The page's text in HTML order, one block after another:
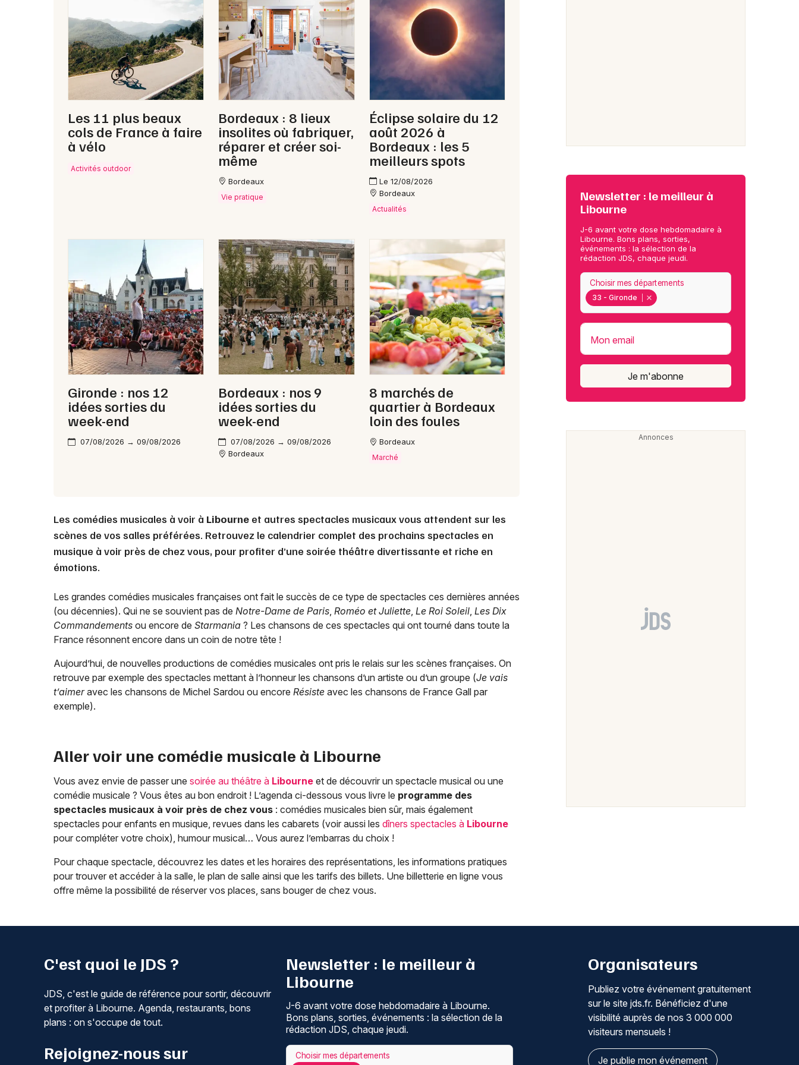
Newsletter des sorties
Artistes en tournée
Actus à Libourne
Magazine à Libourne
33 - Gironde
Choisir mes départements
Mon email
Les 11 plus beaux
cols de France à faire
à vélo
Activités outdoor
Bordeaux : 8 lieux
insolites où fabriquer,
réparer et créer soi-
même
Bordeaux
Vie pratique
Éclipse solaire du 12
août 2026 à
Bordeaux : les 5
meilleurs spots
Le 12/08/2026
Bordeaux
Actualités
Gironde : nos 12
idées sorties du
week-end
07/08/2026 → 09/08/2026
Bordeaux : nos 9
idées sorties du
week-end
07/08/2026 → 09/08/2026
Bordeaux
8 marchés de
quartier à Bordeaux
loin des foules
Bordeaux
Marché
Les comédies musicales à voir à Libourne et autres spectacles musicaux vous attendent sur les
scènes de vos salles préférées. Retrouvez le calendrier complet des prochains spectacles en
musique à voir près de chez vous, pour profiter d’une soirée théâtre divertissante et riche en
émotions.
Les grandes comédies musicales françaises ont fait le succès de ce type de spectacles ces dernières années
(ou décennies). Qui ne se souvient pas de Notre-Dame de Paris, Roméo et Juliette, Le Roi Soleil, Les Dix
Commandements ou encore de Starmania ? Les chansons de ces spectacles qui ont tourné dans toute la
France résonnent encore dans un coin de notre tête !
Aujourd’hui, de nouvelles productions de comédies musicales ont pris le relais sur les scènes françaises. On
retrouve par exemple des spectacles mettant à l’honneur les chansons d’un artiste ou d’un groupe (Je vais
t’aimeravec les chansons de Michel Sardou ou encore Résiste avec les chansons de France Gall par
exemple).
Aller voir une comédie musicale à Libourne
Vous avez envie de passer une soirée au théâtre à Libourne et de découvrir un spectacle musical ou une
comédie musicale ? Vous êtes au bon endroit ! L’agenda ci-dessous vous livre le programme des
spectacles musicaux à voir près de chez vous : comédies musicales bien sûr, mais également
spectacles pour enfants en musique, revues dans les cabarets (voir aussi les dîners spectacles à Libourne
pour compléter votre choix), humour musical… Vous aurez l’embarras du choix !
Pour chaque spectacle, découvrez les dates et les horaires des représentations, les informations pratiques
pour trouver et accéder à la salle, le plan de salle ainsi que les tarifs des billets. Une billetterie en ligne vous
offre même la possibilité de réserver vos places, sans bouger de chez vous.
Newsletter : le meilleur à
Libourne
J-6 avant votre dose hebdomadaire à
Libourne. Bons plans, sorties,
événements : la sélection de la
rédaction JDS, chaque jeudi.
33 - Gironde
Choisir mes départements
Mon email
Je m'abonne
C'est quoi le JDS ?
JDS, c'est le guide de référence pour sortir, découvrir
et profiter à Libourne. Agenda, restaurants, bons
plans : on s'occupe de tout.
Rejoignez-nous sur
Newsletter : le meilleur à
Libourne
J-6 avant votre dose hebdomadaire à Libourne.
Bons plans, sorties, événements : la sélection de la
rédaction JDS, chaque jeudi.
Choisir mes départements
Organisateurs
Publiez votre événement gratuitement
sur le site jds.fr. Bénéficiez d'une
visibilité auprès de nos 3 000 000
visiteurs mensuels !
Je publie mon événement